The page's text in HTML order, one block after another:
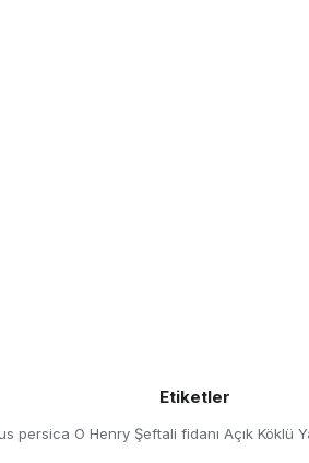
Etiketler
persica O Henry Şeftali fidanı Açık Köklü